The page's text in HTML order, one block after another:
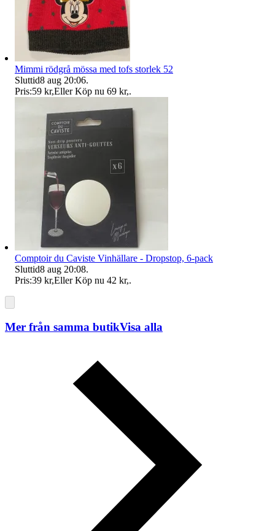
Mimmi rödgrå mössa med tofs storlek 52
Sluttid8 aug 20:06.
Pris:59 kr,Eller Köp nu 69 kr,.
Comptoir du Caviste Vinhällare - Dropstop, 6-pack
Sluttid8 aug 20:08.
Pris:39 kr,Eller Köp nu 42 kr,.
Mer från samma butikVisa alla